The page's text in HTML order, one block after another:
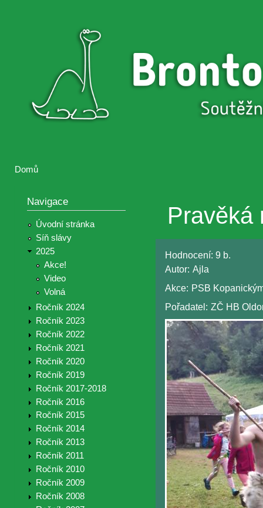
Brontosaurus
Brontosaurus
Domů
Navigace
Úvodní stránka
Síň slávy
2025
Akce!
Video
Volná
Ročník 2024
Ročník 2023
Ročník 2022
Ročník 2021
Ročník 2020
Ročník 2019
Ročník 2017-2018
Ročník 2016
Ročník 2015
Ročník 2014
Ročník 2013
Ročník 2011
Ročník 2010
Ročník 2009
Ročník 2008
Pravěká
Hodnocení: 9 b.
Autor: Ajla
Akce: PSB
Pořadatel: ZČ HB